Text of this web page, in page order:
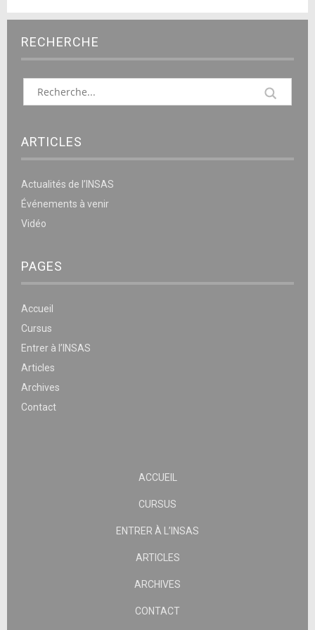
RECHERCHE
ARTICLES
Actualités de l’INSAS
Événements à venir
Vidéo
PAGES
Accueil
Cursus
Entrer à l’INSAS
Articles
Archives
Contact
ACCUEIL
CURSUS
ENTRER À L’INSAS
ARTICLES
ARCHIVES
CONTACT